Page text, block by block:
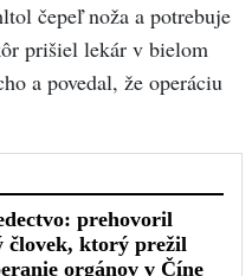
čepeľ noža a potrebuje
prišiel lekár v bielom
a povedal, že operáciu